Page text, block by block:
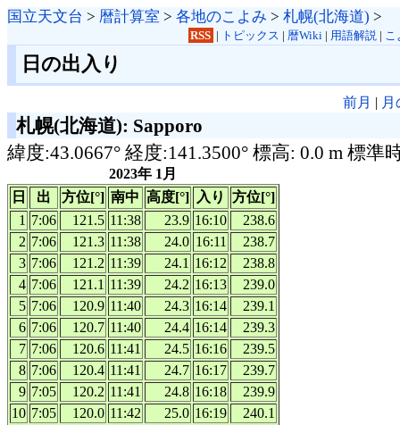
国立天文台 > 暦計算室 > 各地のこよみ > 札幌(北海道) >
RSS | トピックス | 暦Wiki| 用語解説| こ
日の出入り
前月 |
札幌(北海道): Sapporo
緯度:43.0667° 経度:141.3500° 標高: 0.0 m 標準
2023年 1月
日
出 方位[°] 南中 高度[°] 入り
方位[°]
1 7:06 121.5 11:38 23.9 16:10
238.6
2 7:06 121.3 11:38 24.0 16:11
238.7
3 7:06 121.2 11:39 24.1 16:12
238.8
4 7:06 121.1 11:39 24.2 16:13
239.0
5 7:06 120.9 11:40 24.3 16:14
239.1
6 7:06 120.7 11:40 24.4 16:14
239.3
7 7:06 120.6 11:41 24.5 16:16
239.5
8 7:06 120.4 11:41 24.7 16:17
239.7
9 7:05 120.2 11:41 24.8 16:18
239.9
10 7:05 120.0 11:42 25.0 16:19
240.1